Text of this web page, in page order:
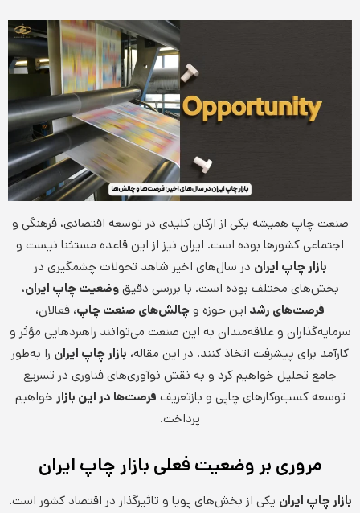
صنعت چاپ همیشه یکی از ارکان کلیدی در توسعه اقتصادی، فرهنگی و
اجتماعی کشورها بوده است. ایران نیز از این قاعده مستثنا نیست و
بازار چاپ ایران در سال‌های اخیر شاهد تحولات چشمگیری در
بخش‌های مختلف بوده است. با بررسی دقیقوضعیت چاپ ایران،
فرصت‌های رشد این حوزه وچالش‌های صنعت چاپ، فعالان،
سرمایه‌گذاران و علاقه‌مندان به این صنعت می‌توانند راهبردهایی مؤثر و
کارآمد برای پیشرفت اتخاذ کنند. در این مقاله، بازار چاپ ایران را به‌طور
جامع تحلیل خواهیم کرد و به نقش نوآوری‌های فناوری در تسریع
توسعه کسب‌وکارهای چاپی و بازتعریف فرصت‌ها در این بازار خواهیم
پرداخت.
مروری بر وضعیت فعلی بازار چاپ ایران
بازار چاپ ایران یکی از بخش‌های پویا و تاثیرگذار در اقتصاد کشور است.